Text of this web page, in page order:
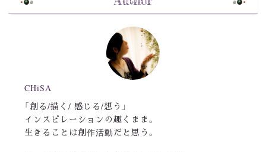
CHiSA
「創る/描く/ 感じる/想う」
インスピレーションの趣くまま。
生きることは創作活動だと思う。